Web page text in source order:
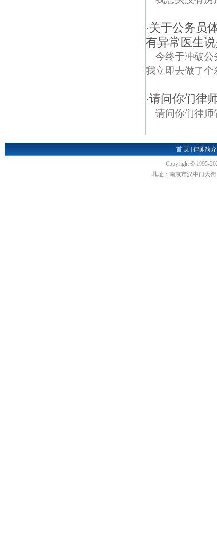
·关于公务员
有异常医生
今终于冲破公
我立即去做了个
·请问你们律
请问你们律师
首 页 |律师简介
Copyright © 1995-
地址：南京市汉中门大街